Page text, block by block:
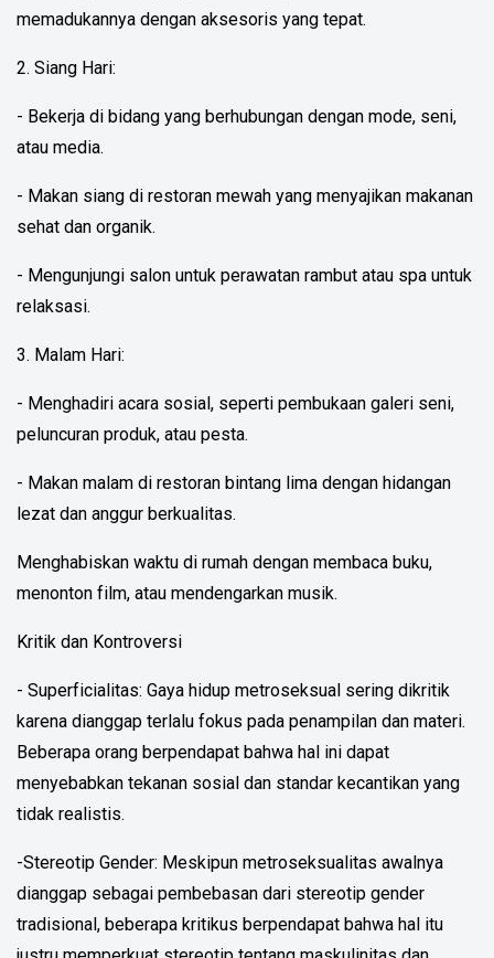
memadukannya dengan aksesoris yang tepat.
2. Siang Hari:
- Bekerja di bidang yang berhubungan dengan mode, seni,
atau media.
- Makan siang di restoran mewah yang menyajikan makanan
sehat dan organik.
- Mengunjungi salon untuk perawatan rambut atau spa untuk
relaksasi.
3. Malam Hari:
- Menghadiri acara sosial, seperti pembukaan galeri seni,
peluncuran produk, atau pesta.
- Makan malam di restoran bintang lima dengan hidangan
lezat dan anggur berkualitas.
Menghabiskan waktu di rumah dengan membaca buku,
menonton film, atau mendengarkan musik.
Kritik dan Kontroversi
- Superficialitas: Gaya hidup metroseksual sering dikritik
karena dianggap terlalu fokus pada penampilan dan materi.
Beberapa orang berpendapat bahwa hal ini dapat
menyebabkan tekanan sosial dan standar kecantikan yang
tidak realistis.
-Stereotip Gender: Meskipun metroseksualitas awalnya
dianggap sebagai pembebasan dari stereotip gender
tradisional, beberapa kritikus berpendapat bahwa hal itu